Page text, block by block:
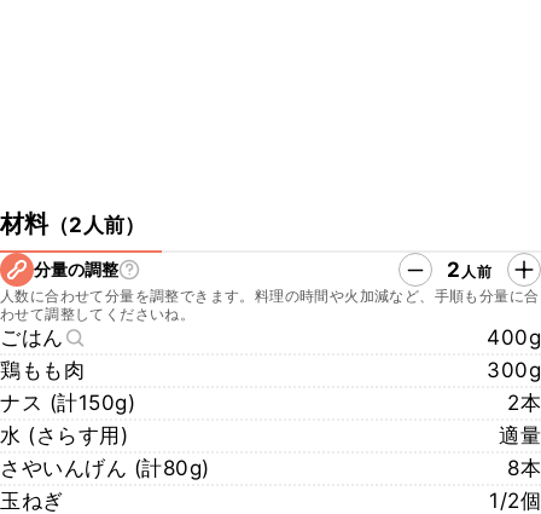
材料（2人前）
分量の調整 2 人前
人数に合わせて分量を調整できます。料理の時間や火加減など、手順も分量に合
わせて調整してくださいね。
ごはん
400g
鶏もも肉
300g
ナス (計150g)
2本
水 (さらす用)
適量
さやいんげん (計80g)
8本
玉ねぎ
1/2個